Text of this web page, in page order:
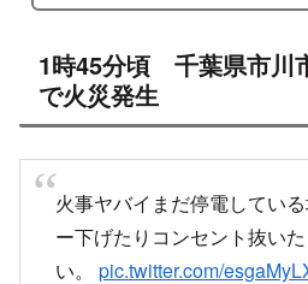
1時45分頃 千葉県市川
で火災発生
火事ヤバイまだ停電してい
ー下げたりコンセント抜い
い。 pic.twitter.com/